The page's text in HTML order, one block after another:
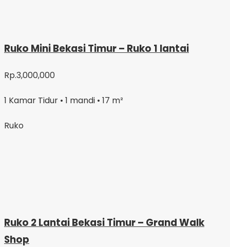
Ruko Mini Bekasi Timur – Ruko 1 lantai
Rp.3,000,000
1 Kamar Tidur • 1 mandi • 17 m²
Ruko
Ruko 2 Lantai Bekasi Timur – Grand Walk
Shop